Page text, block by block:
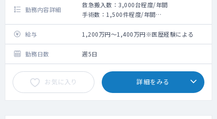
勤務内容詳細
救急搬入数：3,000台程度/年間
手術数：1,500件程度/年間
●外来
●病棟管理
●救急対応
給与 1,200万円～1,400万円※医歴経験による
勤務日数 週5日
お気に入り 詳細をみる